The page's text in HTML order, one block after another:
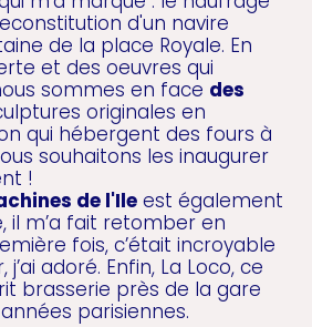
d'un navire
de la place Royale. En
et des oeuvres qui
sommes en face des
originales en
qui hébergent des fours à
souhaitons les inaugurer
!
de l'Ile est également
il m’a fait retomber en
fois, c’était incroyable
adoré. Enfin, La Loco, ce
brasserie près de la gare
parisiennes.